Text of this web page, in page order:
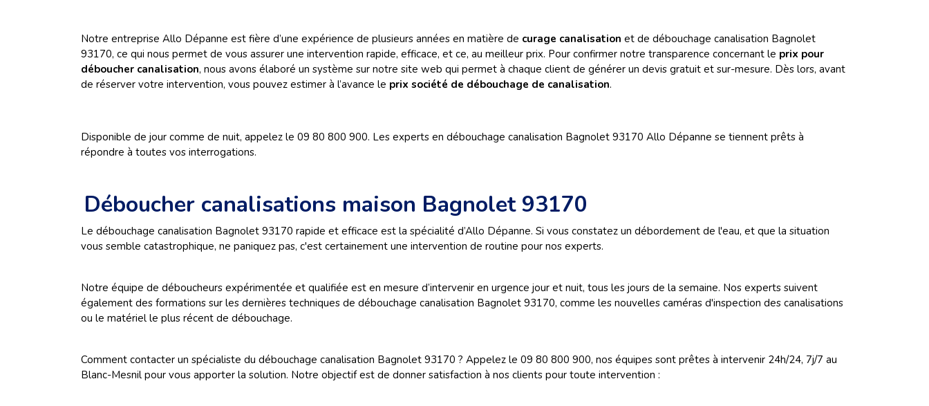
Notre entreprise Allo Dépanne est fière d’une expérience de plusieurs années en matière de curage canalisation et de débouchage canalisation Bagnolet
93170, ce qui nous permet de vous assurer une intervention rapide, efficace, et ce, au meilleur prix. Pour confirmer notre transparence concernant le prix pour
déboucher canalisation, nous avons élaboré un système sur notre site web qui permet à chaque client de générer un devis gratuit et sur-mesure. Dès lors, avant
de réserver votre intervention, vous pouvez estimer à l’avance le prix société de débouchage de canalisation.
Disponible de jour comme de nuit, appelez le 09 80 800 900. Les experts en débouchage canalisation Bagnolet 93170 Allo Dépanne se tiennent prêts à
répondre à toutes vos interrogations.
Déboucher canalisations maison Bagnolet 93170
Le débouchage canalisation Bagnolet 93170 rapide et efficace est la spécialité d’Allo Dépanne. Si vous constatez un débordement de l'eau, et que la situation
vous semble catastrophique, ne paniquez pas, c'est certainement une intervention de routine pour nos experts.
Notre équipe de déboucheurs expérimentée et qualifiée est en mesure d’intervenir en urgence jour et nuit, tous les jours de la semaine. Nos experts suivent
également des formations sur les dernières techniques de débouchage canalisation Bagnolet 93170, comme les nouvelles caméras d'inspection des canalisations
ou le matériel le plus récent de débouchage.
Comment contacter un spécialiste du débouchage canalisation Bagnolet 93170 ? Appelez le 09 80 800 900, nos équipes sont prêtes à intervenir 24h/24, 7j/7 au
Blanc-Mesnil pour vous apporter la solution. Notre objectif est de donner satisfaction à nos clients pour toute intervention :